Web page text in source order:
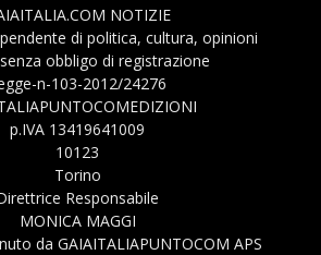
NOTIZIE
di politica, cultura, opinioni
obbligo di registrazione
n-103-2012/24276
p.IVA 13419641009
10123
Torino
Responsabile
MONICA MAGGI
da GAIAITALIAPUNTOCOM APS